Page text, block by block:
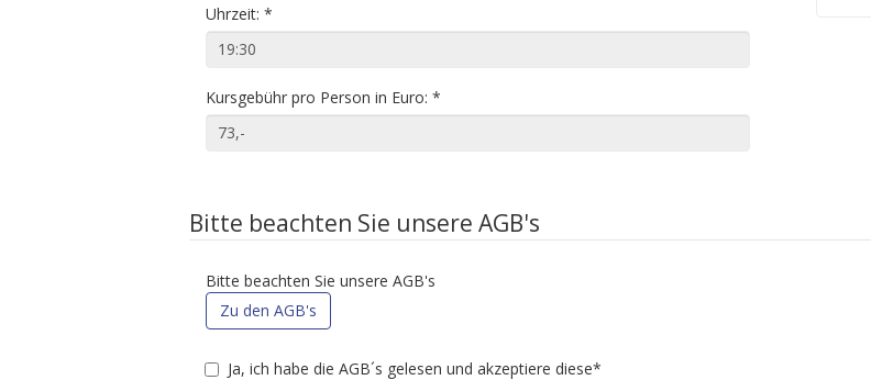
Uhrzeit: *
Kursgebühr pro Person in Euro: *
Bitte beachten Sie unsere AGB's
Bitte beachten Sie unsere AGB's
Zu den AGB's
Ja, ich habe die AGB´s gelesen und akzeptiere diese*